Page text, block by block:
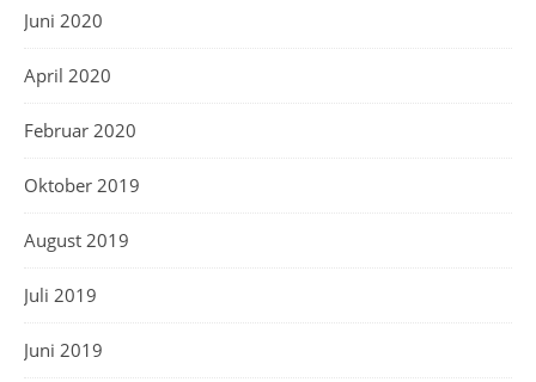
Juni 2020
April 2020
Februar 2020
Oktober 2019
August 2019
Juli 2019
Juni 2019